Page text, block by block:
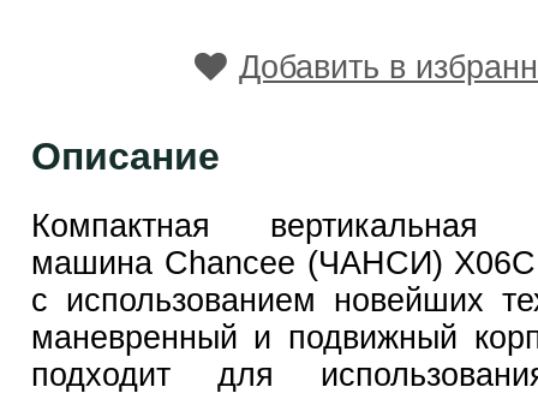
Добавить в
Описание
Компактная вертикальная
машина Chancee (ЧАНСИ) X06C
с использованием новейших
маневренный и подвижный
подходит для